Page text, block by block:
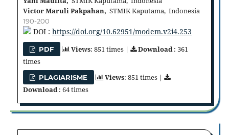
Victor Maruli Pakpahan, STMIK Kaputama, Indonesia
190-200
DOI : https://doi.org/10.62951/modem.v2i4.253
PDF Views: 851 times | Download: 361
times
PLAGIARISME Views: 851 times |
Download: 64 times